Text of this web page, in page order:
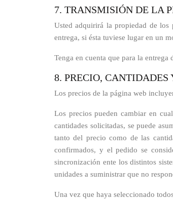
7. TRANSMISIÓN DE LA
Usted adquirirá la propiedad de los
entrega, si ésta tuviese lugar en un
Tenga en cuenta que para la
8. PRECIO, CANTIDADES
Los precios de la página web
Los precios pueden cambiar en
cantidades solicitadas, se puede
tanto del precio como de las
confirmados, y el pedido se
sincronización ente los distintos
unidades a suministrar que no
Una vez que haya seleccionado